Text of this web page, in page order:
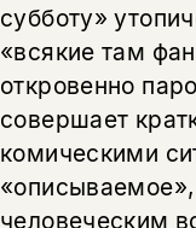
субботу»
«всякие там
откровенно
совершает
комическими
человеческим